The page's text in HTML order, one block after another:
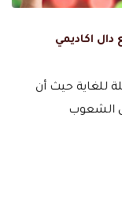
اكاديمي
للغاية حيث أن
الشعوب